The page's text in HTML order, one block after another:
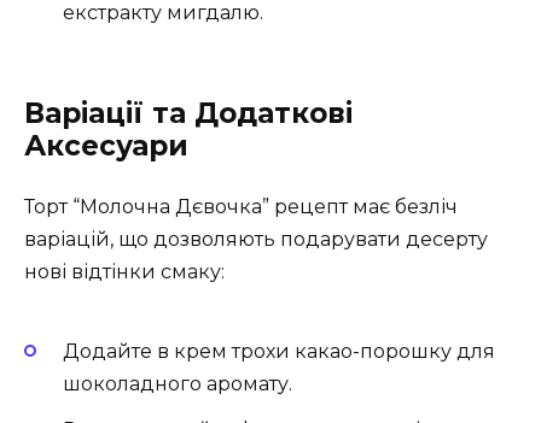
екстракту мигдалю.
Варіації та Додаткові
Аксесуари
Торт “Молочна Дєвочка” рецепт має безліч
варіацій, що дозволяють подарувати десерту
нові відтінки смаку:
Додайте в крем трохи какао-порошку для
шоколадного аромату.